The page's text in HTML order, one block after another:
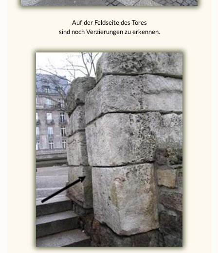
Auf der Feldseite des Tores
sind noch Verzierungen zu erkennen.